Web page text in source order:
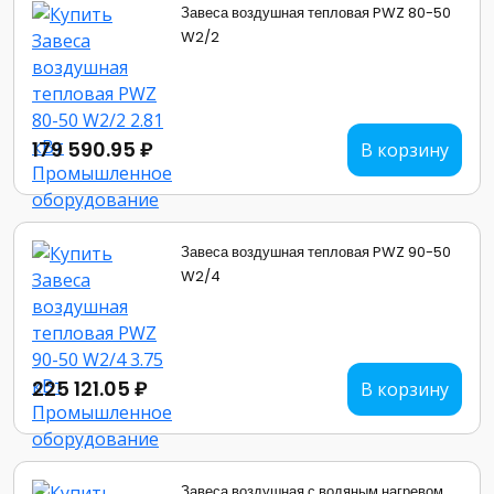
Завеса воздушная тепловая PWZ 80-50
W2/2
179 590.95 ₽ В корзину
Завеса воздушная тепловая PWZ 90-50
W2/4
225 121.05 ₽ В корзину